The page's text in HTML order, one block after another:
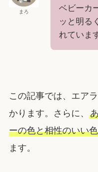
まろ
ベビーカ
ッと明る
れていま
この記事では、エア
かります。さらに、
ーの色と相性のいい
ます。